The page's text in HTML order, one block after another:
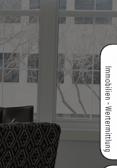
Immobilien - Wertermittlung